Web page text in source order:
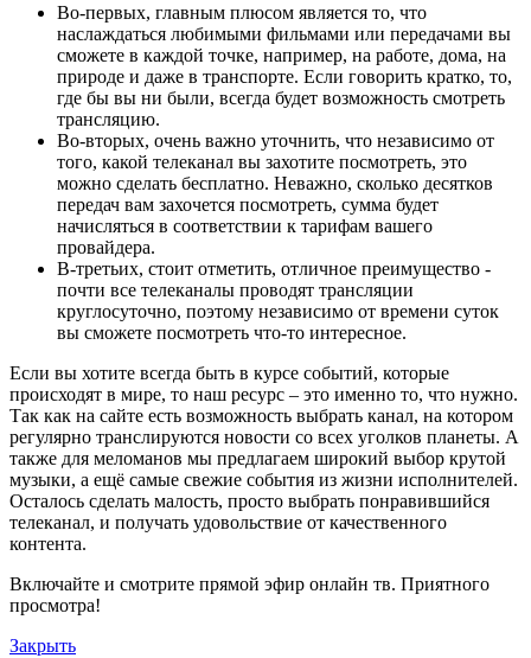
Во-первых, главным плюсом является то, что
наслаждаться любимыми фильмами или передачами вы
сможете в каждой точке, например, на работе, дома, на
природе и даже в транспорте. Если говорить кратко, то,
где бы вы ни были, всегда будет возможность смотреть
трансляцию.
Во-вторых, очень важно уточнить, что независимо от
того, какой телеканал вы захотите посмотреть, это
можно сделать бесплатно. Неважно, сколько десятков
передач вам захочется посмотреть, сумма будет
начисляться в соответствии к тарифам вашего
провайдера.
В-третьих, стоит отметить, отличное преимущество -
почти все телеканалы проводят трансляции
круглосуточно, поэтому независимо от времени суток
вы сможете посмотреть что-то интересное.
Если вы хотите всегда быть в курсе событий, которые
происходят в мире, то наш ресурс – это именно то, что нужно.
Так как на сайте есть возможность выбрать канал, на котором
регулярно транслируются новости со всех уголков планеты. А
также для меломанов мы предлагаем широкий выбор крутой
музыки, а ещё самые свежие события из жизни исполнителей.
Осталось сделать малость, просто выбрать понравившийся
телеканал, и получать удовольствие от качественного
контента.
Включайте и смотрите прямой эфир онлайн тв. Приятного
просмотра!
Закрыть